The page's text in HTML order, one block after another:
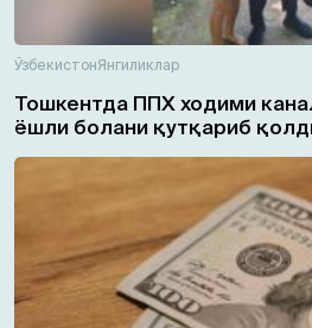
ЎзбекистонЯнгиликлар
Тошкентда ППХ ходими
ёшли болани қутқариб